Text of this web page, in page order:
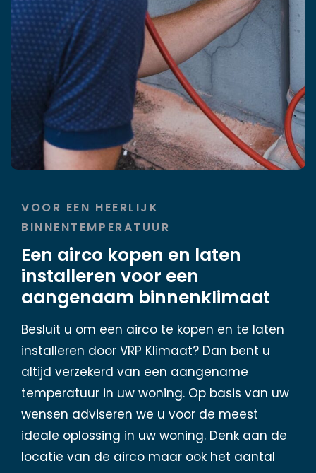
VOOR EEN HEERLIJK
BINNENTEMPERATUUR
Een airco kopen en laten
installeren voor een
aangenaam binnenklimaat
Besluit u om een airco te kopen en te laten
installeren door VRP Klimaat? Dan bent u
altijd verzekerd van een aangename
temperatuur in uw woning. Op basis van uw
wensen adviseren we u voor de meest
ideale oplossing in uw woning. Denk aan de
locatie van de airco maar ook het aantal